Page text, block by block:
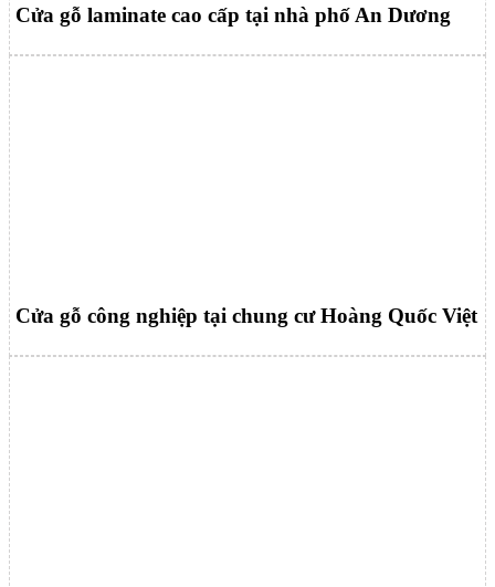
Cửa gỗ laminate cao cấp tại nhà phố An Dương
Cửa gỗ công nghiệp tại chung cư Hoàng Quốc Việt